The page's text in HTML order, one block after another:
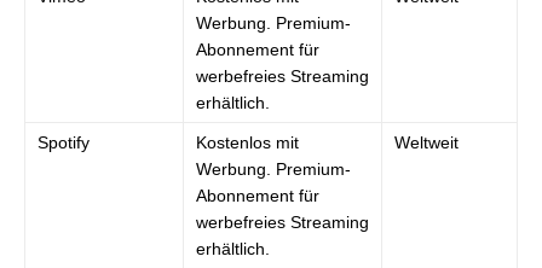
Werbung. Premium-
Abonnement für
werbefreies Streaming
erhältlich.
Spotify
Kostenlos mit
Werbung. Premium-
Abonnement für
werbefreies Streaming
erhältlich.
Weltweit